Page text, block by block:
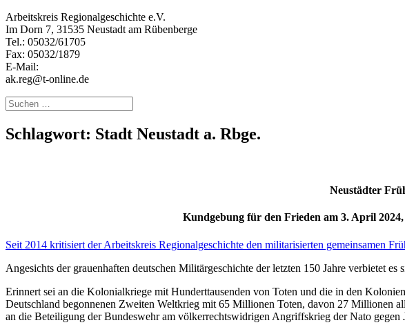
Arbeitskreis Regionalgeschichte e.V.
Im Dorn 7, 31535 Neustadt am Rübenberge
Tel.: 05032/61705
Fax: 05032/1879
E-Mail:
ak.reg@t-online.de
Suchen
nach:
Schlagwort: Stadt Neustadt a. Rbge.
Neustädter
Kundgebung für den Frieden am 3. April 2024,
Seit 2014 kritisiert der Arbeitskreis Regionalgeschichte den militarisierten gemeinsamen
Angesichts der grauenhaften deutschen Militärgeschichte der letzten 150 Jahre verbietet
Erinnert sei an die Kolonialkriege mit Hunderttausenden von Toten und die in den
Deutschland begonnenen Zweiten Weltkrieg mit 65 Millionen Toten, davon 27 Millionen
an die Beteiligung der Bundeswehr am völkerrechtswidrigen Angriffskrieg der Nato